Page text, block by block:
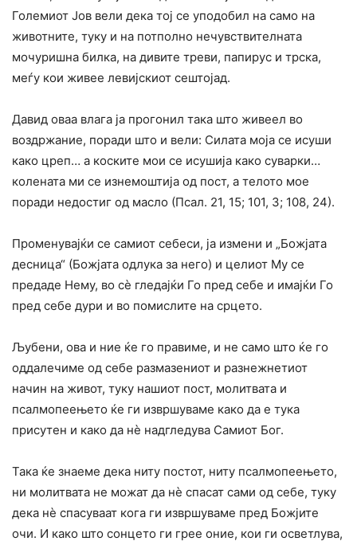
Големиот Јов вели дека тој се уподобил на само на
животните, туку и на потполно нечувствителната
мочуришна билка, на дивите треви, папирус и трска,
меѓу кои живее левијскиот сештојад.
Давид оваа влага ја прогонил така што живеел во
воздржание, поради што и вели: Силата моја се исуши
како цреп… а коските мои се исушија како суварки…
колената ми се изнемоштија од пост, а телото мое
поради недостиг од масло (Псал. 21, 15; 101, 3; 108, 24).
Променувајќи се самиот себеси, ја измени и „Божјата
десница“ (Божјата одлука за него) и целиот Му се
предаде Нему, во сѐ гледајќи Го пред себе и имајќи Го
пред себе дури и во помислите на срцето.
Љубени, ова и ние ќе го правиме, и не само што ќе го
оддалечиме од себе размазениот и разнежнетиот
начин на живот, туку нашиот пост, молитвата и
псалмопеењето ќе ги извршуваме како да е тука
присутен и како да нѐ надгледува Самиот Бог.
Така ќе знаеме дека ниту постот, ниту псалмопеењето,
ни молитвата не можат да нѐ спасат сами од себе, туку
дека нѐ спасуваат кога ги извршуваме пред Божјите
очи. И како што сонцето ги грее оние, кои ги осветлува,